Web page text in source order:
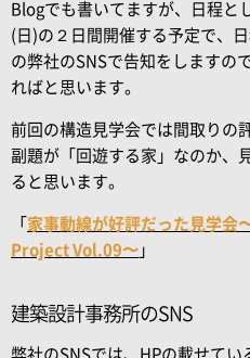
Blogでも書いてますが、日程と
(日)の２日間開催する予定で、
の弊社のSNSで告知をしますの
ればと思います。
前回の構造見学会では間取りの
副題が「回遊する家」なのか、
ると思います。
「 家事動線が好評だった見学会
Project Vol.09〜 」
建築設計事務所のSNS
弊社のSNSでは、HPの載せて